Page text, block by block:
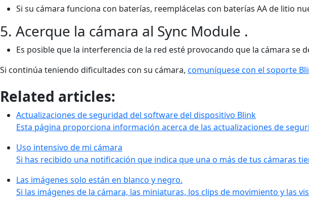
Si su cámara funciona con baterías, reemplácelas con baterías AA de litio
5. Acerque la cámara al Sync Module .
Es posible que la interferencia de la red esté provocando que la cámara se
Si continúa teniendo dificultades con su cámara, comuníquese con el soporte
Related articles:
Actualizaciones de seguridad del software del dispositivo Blink
Esta página proporciona información acerca de las actualizaciones de
Uso intensivo de mi cámara
Si has recibido una notificación que indica que una o más de tus cámaras
Las imágenes solo están en blanco y negro.
Si las imágenes de la cámara, las miniaturas, los clips de movimiento y las